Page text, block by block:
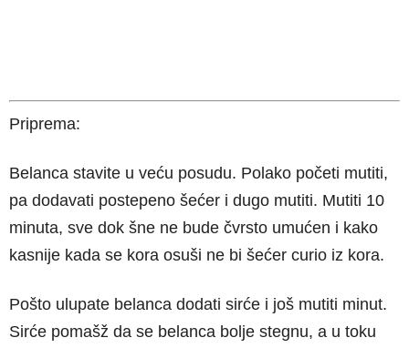
Priprema:
Belanca stavite u veću posudu. Polako početi mutiti,
pa dodavati postepeno šećer i dugo mutiti. Mutiti 10
minuta, sve dok šne ne bude čvrsto umućen i kako
kasnije kada se kora osuši ne bi šećer curio iz kora.
Pošto ulupate belanca dodati sirće i još mutiti minut.
Sirće pomašž da se belanca bolje stegnu, a u toku